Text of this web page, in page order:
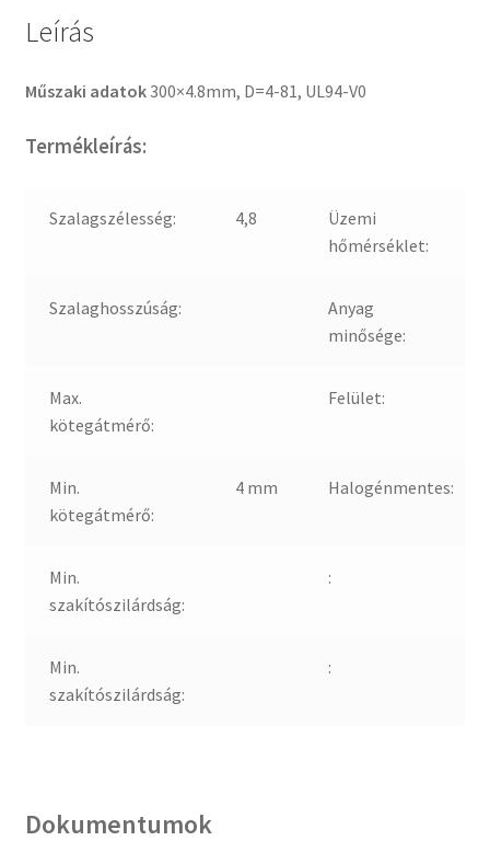
Leírás
Műszaki adatok300×4.8mm, D=4-81, UL94-V0
Termékleírás:
Szalagszélesség: 4,8
Üzemi
hőmérséklet:
Szalaghosszúság:
Anyag
minősége:
Max.
kötegátmérő:
Felület:
Min.
kötegátmérő:
4 mm Halogénmentes:
Min.
szakítószilárdság:
:
Min.
szakítószilárdság:
:
Dokumentumok